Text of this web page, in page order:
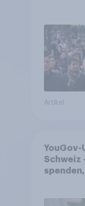
Artikel
Schweiz